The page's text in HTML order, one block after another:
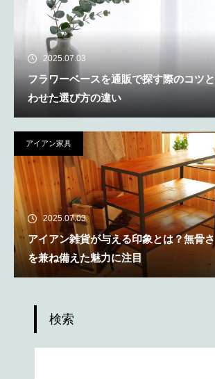
2025.07.03
フラワーベースを通販で探す際のコツ
わせた選び方の違い
アイアン家具
2025.07.03
アイアン雑貨が与える印象とは？無骨
を兼ね備えた魅力に注目
検索